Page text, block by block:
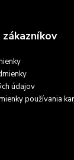
údajov
používania